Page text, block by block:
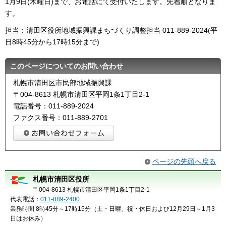
す。
担当：清田区役所地域振興課まちづくり調整担当 011-889-2024(平
日8時45分から17時15分まで)
このページについてのお問い合わせ
札幌市清田区市民部地域振興課
〒004-8613 札幌市清田区平岡1条1丁目2-1
電話番号：011-889-2024
ファクス番号：011-889-2701
ページの先頭へ戻る
札幌市清田区役所
〒004-8613 札幌市清田区平岡1条1丁目2-1
代表電話： 011-889-2400
業務時間 8時45分～17時15分（土・日曜、祝・休日および12月29日～1月3
日はお休み）